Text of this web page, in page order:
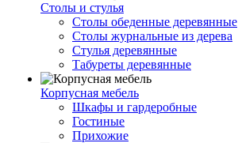
Столы и стулья
Столы обеденные деревянные
Столы журнальные из дерева
Стулья деревянные
Табуреты деревянные
Корпусная мебель
Шкафы и гардеробные
Гостиные
Прихожие